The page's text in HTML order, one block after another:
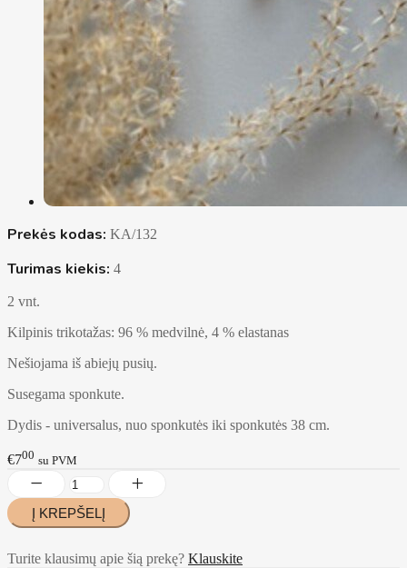
Prekės kodas: KA/132
Turimas kiekis: 4
2 vnt.
Kilpinis trikotažas: 96 % medvilnė, 4 % elastanas
Nešiojama iš abiejų pusių.
Susegama sponkute.
Dydis - universalus, nuo sponkutės iki sponkutės 38 cm.
€700 su PVM
Turite klausimų apie šią prekę? Klauskite